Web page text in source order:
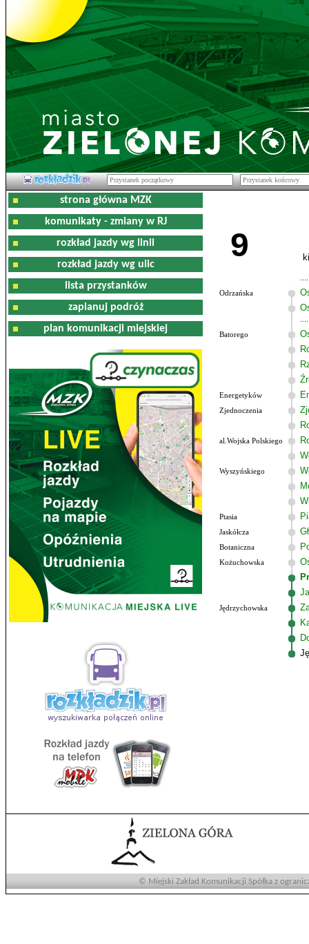
strona główna MZK
komunikaty - zmiany w RJ
rozkład jazdy wg linii
rozkład jazdy wg ulic
lista przystanków
zaplanuj podróż
plan komunikacji miejskiej
9
Odrzańska
Batorego
Energetyków
Zjednoczenia
al.Wojska Polskiego
Wyszyńskiego
Ptasia
Jaskółcza
Botaniczna
Kożuchowska
Jędrzychowska
© Miejski Zakład Komunikacji Spółka z